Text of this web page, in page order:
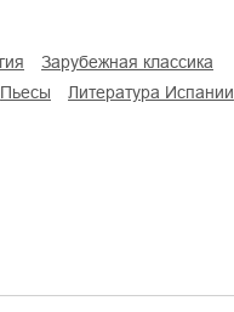
зарубежная классика
пьесы литература Испании